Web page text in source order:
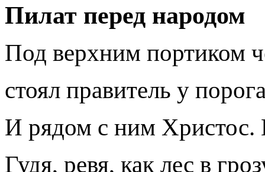
Пилат перед народом
Под верхним портиком
стоял правитель у
И рядом с ним Христос.
Гудя, ревя, как лес в